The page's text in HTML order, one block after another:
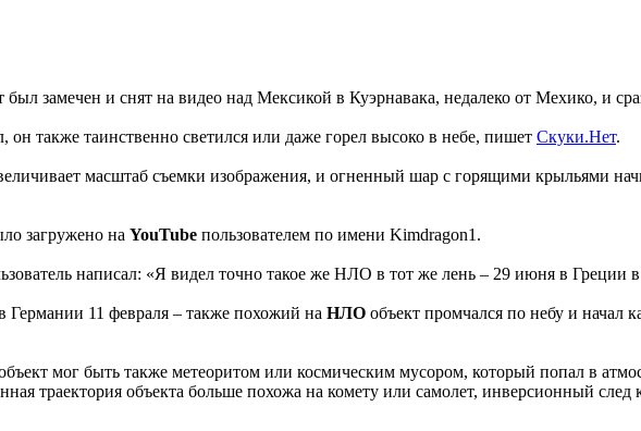
замечен и снят на видео над Мексикой в Куэрнавака, недалеко от Мехико, и
он также таинственно светился или даже горел высоко в небе, пишет Скуки.Нет.
масштаб съемки изображения, и огненный шар с горящими крыльями
загружено на YouTube пользователем по имени Kimdragon1.
написал: «Я видел точно такое же НЛО в тот же лень – 29 июня в Греции
11 февраля – также похожий на НЛО объект промчался по небу и начал
мог быть также метеоритом или космическим мусором, который попал в
траектория объекта больше похожа на комету или самолет, инверсионный след